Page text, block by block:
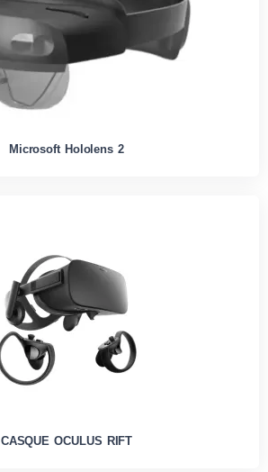
Microsoft Hololens 2
CASQUE OCULUS RIFT